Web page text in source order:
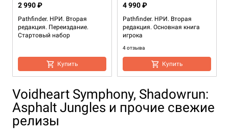
Pathfinder. НРИ. Вторая
редакция. Переиздание.
Стартовый набор
2 990 ₽
Купить
Pathfinder. НРИ. Вторая
редакция. Основная книга
игрока
4 отзыва
4 990 ₽
Купить
Voidheart Symphony, Shadowrun:
Asphalt Jungles и прочие свежие
релизы